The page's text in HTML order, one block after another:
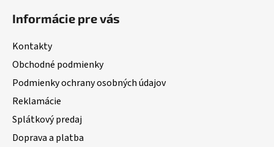
Informácie pre vás
Kontakty
Obchodné podmienky
Podmienky ochrany osobných údajov
Reklamácie
Splátkový predaj
Doprava a platba